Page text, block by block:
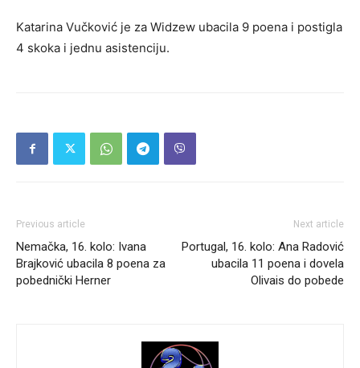
Katarina Vučković je za Widzew ubacila 9 poena i postigla
4 skoka i jednu asistenciju.
Previous article
Nemačka, 16. kolo: Ivana
Brajković ubacila 8 poena za
pobednički Herner
Next article
Portugal, 16. kolo: Ana Radović
ubacila 11 poena i dovela
Olivais do pobede